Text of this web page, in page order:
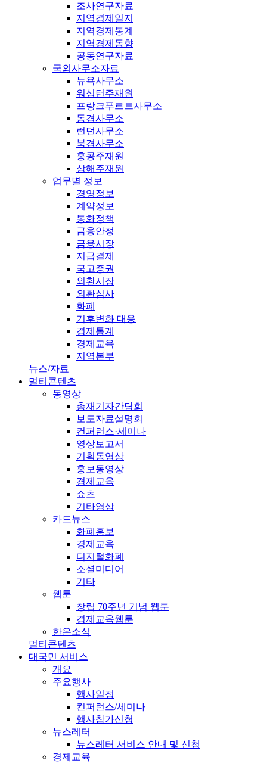
조사연구자료
지역경제일지
지역경제통계
지역경제동향
공동연구자료
국외사무소자료
뉴욕사무소
워싱턴주재원
프랑크푸르트사무소
동경사무소
런던사무소
북경사무소
홍콩주재원
상해주재원
업무별 정보
경영정보
계약정보
통화정책
금융안정
금융시장
지급결제
국고증권
외환시장
외환심사
화폐
기후변화 대응
경제통계
경제교육
지역본부
뉴스/자료
멀티콘텐츠
동영상
총재기자간담회
보도자료설명회
컨퍼런스·세미나
영상보고서
기획동영상
홍보동영상
경제교육
쇼츠
기타영상
카드뉴스
화폐홍보
경제교육
디지털화폐
소셜미디어
기타
웹툰
창립 70주년 기념 웹툰
경제교육웹툰
한은소식
멀티콘텐츠
대국민 서비스
개요
주요행사
행사일정
컨퍼런스/세미나
행사참가신청
뉴스레터
뉴스레터 서비스 안내 및 신청
경제교육